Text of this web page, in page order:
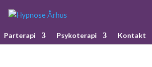
Parterapi Psykoterapi Kontakt